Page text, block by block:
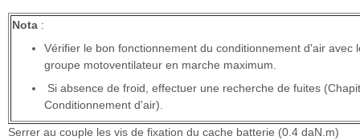
Nota :
Vérifier le bon fonctionnement du conditionnement d'air avec
groupe motoventilateur en marche maximum.
Si absence de froid, effectuer une recherche de fuites
Conditionnement d'air).
Serrer au couple les vis de fixation du cache batterie (0.4 daN.m)